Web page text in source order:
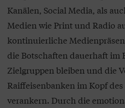
Kanälen, Social Media, als
Medien wie Print und Radio
kontinuierliche
die Botschaften dauerhaft im
Zielgruppen bleiben und die
Raiffeisenbanken im Kopf
verankern. Durch die